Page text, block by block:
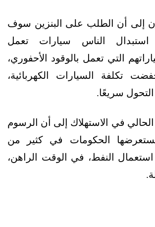
إلى أن الطلب على البنزين سوف
الناس سيارات تعمل
التي تعمل بالوقود الأحفوري،
تكلفة السيارات الكهربائية،
سريعًا.
الحالي في الاستهلاك إلى أن الرسوم
تستعرضها الحكومات في كثير من
استعمال النفط، في الوقت الراهن،